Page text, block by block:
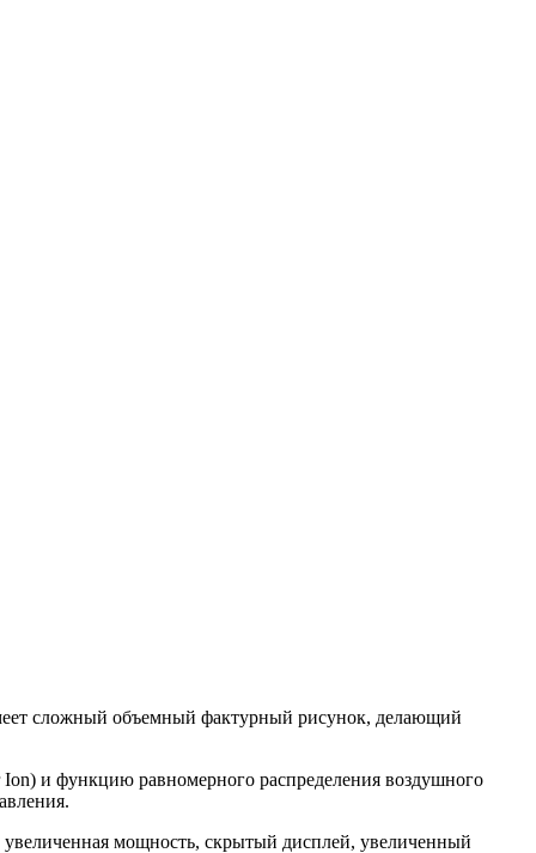
сложный объемный фактурный рисунок, делающий
и функцию равномерного распределения воздушного
мощность, скрытый дисплей, увеличенный